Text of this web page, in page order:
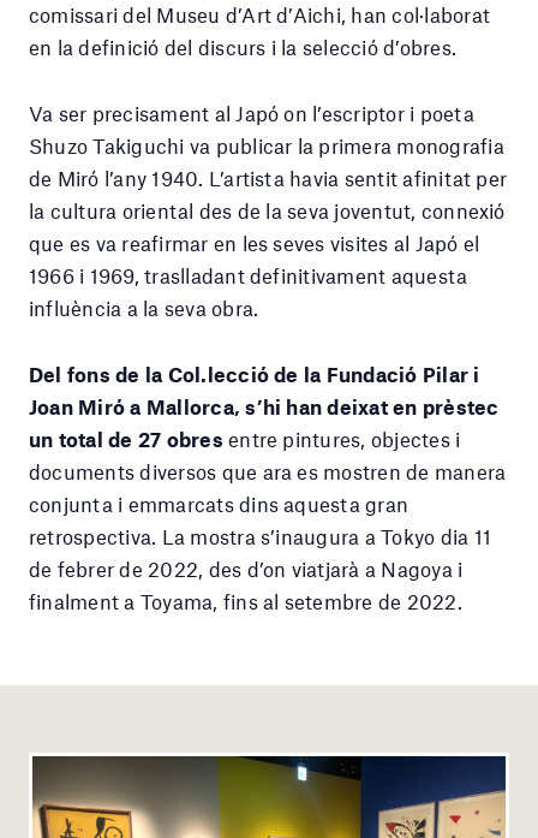
comissari del Museu d’Art d’Aichi, han col·laborat
en la definició del discurs i la selecció d’obres.
Va ser precisament al Japó on l’escriptor i poeta
Shuzo Takiguchi va publicar la primera monografia
de Miró l’any 1940. L’artista havia sentit afinitat per
la cultura oriental des de la seva joventut, connexió
que es va reafirmar en les seves visites al Japó el
1966 i 1969, traslladant definitivament aquesta
influència a la seva obra.
Del fons de la Col.lecció de la Fundació Pilar i
Joan Miró a Mallorca, s’hi han deixat en prèstec
un total de 27 obres entre pintures, objectes i
documents diversos que ara es mostren de manera
conjunta i emmarcats dins aquesta gran
retrospectiva. La mostra s’inaugura a Tokyo dia 11
de febrer de 2022, des d’on viatjarà a Nagoya i
finalment a Toyama, fins al setembre de 2022.